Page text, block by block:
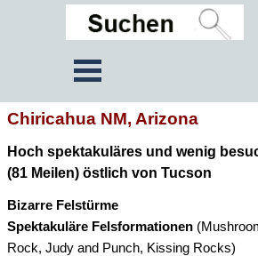
Chiricahua NM, Arizona
Hoch spektakuläres und wenig
(81 Meilen) östlich von Tucson
Bizarre Felstürme
Spektakuläre Felsformationen
Rock, Judy and Punch, Kissing Rocks)